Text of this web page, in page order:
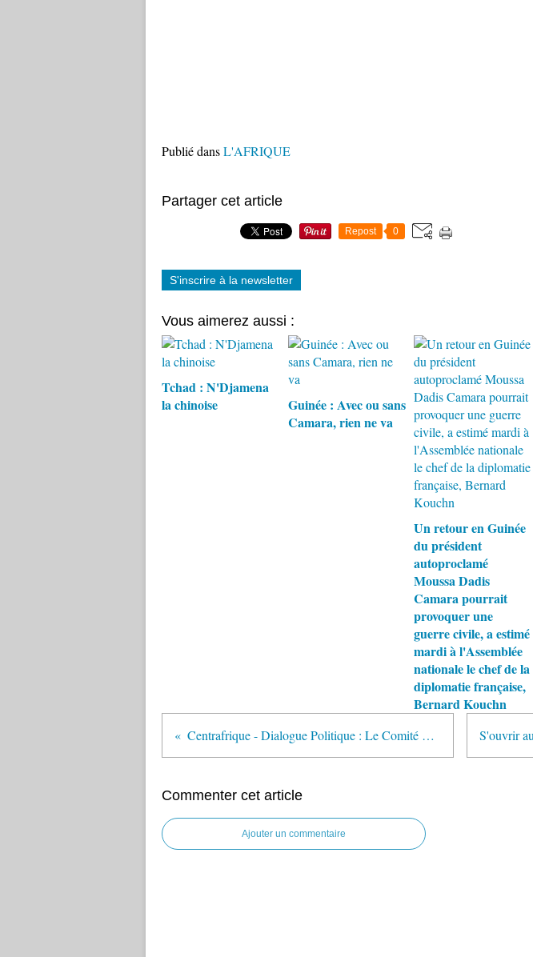
Publié dansL'AFRIQUE
Partager cet article
Repost 0
S'inscrire à la newsletter
Vous aimerez aussi :
Tchad : N'Djamena
la chinoise
Guinée : Avec ou sans
Camara, rien ne va
Un retour en Guinée
du président
autoproclamé
Moussa Dadis
Camara pourrait
provoquer une
guerre civile, a estimé
mardi à l'Assemblée
nationale le chef de la
diplomatie française,
Bernard Kouchn
Centrafrique - Dialogue Politique : Le Comité Préparatoire du Dialogue Politique bientôt a pied d'oeuvre
Commenter cet article
Ajouter un commentaire